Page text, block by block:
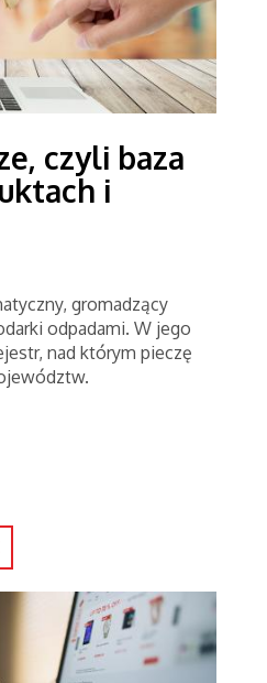
czyli baza
i
gromadzący
odpadami. W jego
nad którym pieczę